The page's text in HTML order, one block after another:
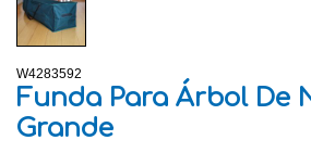
W4283592
Funda Para Árbol De
Grande